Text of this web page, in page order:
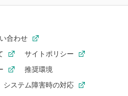
合わせ
サイトポリシー
推奨環境
システム障害時の対応